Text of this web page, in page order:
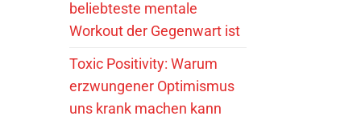
beliebteste mentale
Workout der Gegenwart ist
Toxic Positivity: Warum
erzwungener Optimismus
uns krank machen kann